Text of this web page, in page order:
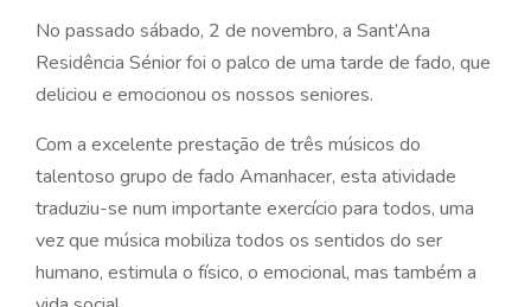
No passado sábado, 2 de novembro, a Sant’Ana
Residência Sénior foi o palco de uma tarde de fado, que
deliciou e emocionou os nossos seniores.
Com a excelente prestação de três músicos do
talentoso grupo de fado Amanhacer, esta atividade
traduziu-se num importante exercício para todos, uma
vez que música mobiliza todos os sentidos do ser
humano, estimula o físico, o emocional, mas também a